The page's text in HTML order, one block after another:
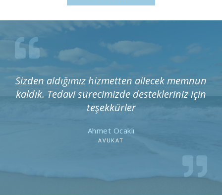
Sizden aldığımız hizmetten ailecek memnun
kaldık. Tedavi sürecimizde destekleriniz için
teşekkürler
Ahmet Ocaklı
AVUKAT